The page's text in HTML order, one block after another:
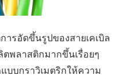
รอัดขึ้นรูปของสายเคเบิล
ตพลาสติกมากขึ้นเรื่อยๆ
บบกราวิเมตริกให้ความ